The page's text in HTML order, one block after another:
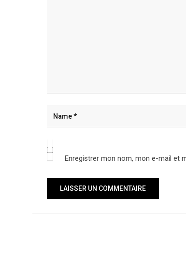
Enregistrer mon nom, mon e-mail et